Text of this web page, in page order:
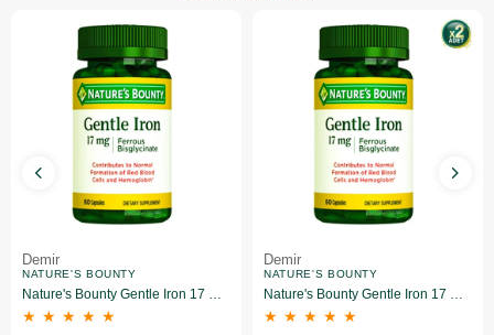
Demir
NATURE'S BOUNTY
★ ★ ★ ★ ★
Demir
NATURE'S BOUNTY
★ ★ ★ ★ ★